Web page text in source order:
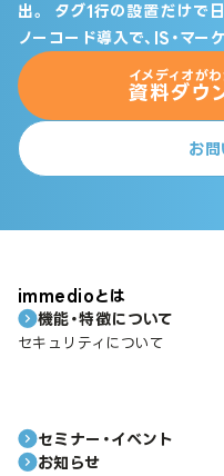
出。
タグ1行の設置だけで
ノーコード導入で、IS・マー
イメディオが
資料ダウ
お
immedioとは
機能・特徴について
セキュリティについて
セミナー・イベント
お知らせ